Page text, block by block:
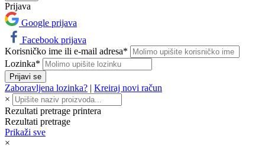
Prijava
Google prijava
Facebook prijava
Korisničko ime ili e-mail adresa*
Lozinka*
Prijavi se
Zaboravljena lozinka? | Kreiraj novi račun
×
Rezultati pretrage printera
Rezultati pretrage
Prikaži sve
×